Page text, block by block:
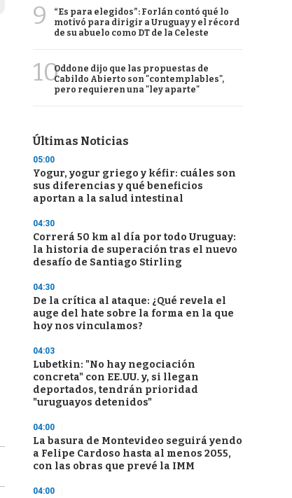
9
“Es para elegidos”: Forlán contó qué lo
motivó para dirigir a Uruguay y el récord
de su abuelo como DT de la Celeste
10Oddone dijo que las propuestas de
Cabildo Abierto son "contemplables",
pero requieren una "ley aparte"
Últimas Noticias
05:00
Yogur, yogur griego y kéfir: cuáles son
sus diferencias y qué beneficios
aportan a la salud intestinal
04:30
Correrá 50 km al día por todo Uruguay:
la historia de superación tras el nuevo
desafío de Santiago Stirling
04:30
De la crítica al ataque: ¿Qué revela el
auge del hate sobre la forma en la que
hoy nos vinculamos?
04:03
Lubetkin: "No hay negociación
concreta" con EE.UU. y, si llegan
deportados, tendrán prioridad
"uruguayos detenidos"
04:00
La basura de Montevideo seguirá yendo
a Felipe Cardoso hasta al menos 2055,
con las obras que prevé la IMM
04:00